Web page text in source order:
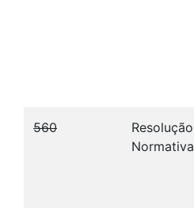
560
Resolução
Normativa